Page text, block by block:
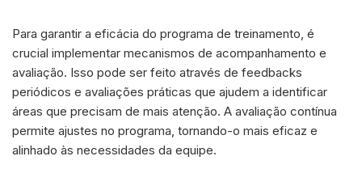
Para garantir a eficácia do programa de treinamento, é
crucial implementar mecanismos de acompanhamento e
avaliação. Isso pode ser feito através de feedbacks
periódicos e avaliações práticas que ajudem a identificar
áreas que precisam de mais atenção. A avaliação contínua
permite ajustes no programa, tornando-o mais eficaz e
alinhado às necessidades da equipe.